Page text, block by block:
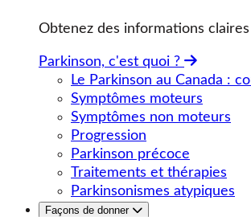
Obtenez des informations
Parkinson, c'est quoi ?
Le Parkinson au Canada :
Symptômes moteurs
Symptômes non moteurs
Progression
Parkinson précoce
Traitements et thérapies
Parkinsonismes atypiques
Façons de donner